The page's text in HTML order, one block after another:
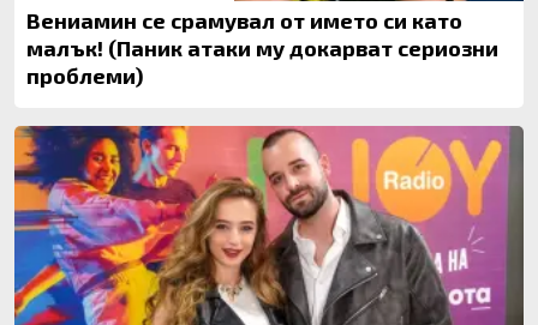
Вениамин се срамувал от името си като
малък! (Паник атаки му докарват сериозни
проблеми)